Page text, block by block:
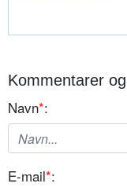
Kommentarer
Navn*:
E-mail*: